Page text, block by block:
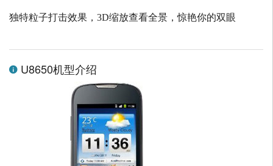
独特粒子打击效果， 3D缩放查看全景，惊艳你的双眼
U8650机型介绍